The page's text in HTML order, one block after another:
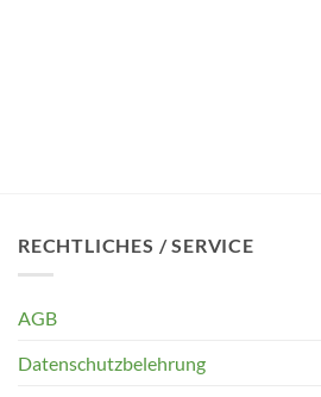
RECHTLICHES / SERVICE
AGB
Datenschutzbelehrung